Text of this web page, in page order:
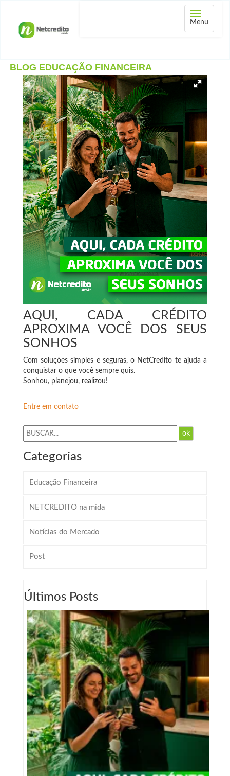
Abrir
menu
Menu
BLOG EDUCAÇÃO FINANCEIRA
AQUI, CADA CRÉDITO
APROXIMA VOCÊ DOS SEUS
SONHOS
Com soluções simples e seguras, o NetCredito te ajuda a
conquistar o que você sempre quis.
Sonhou, planejou, realizou!
Entre em contato
ok
Categorias
Educação Financeira
NETCREDITO na mída
Notícias do Mercado
Post
Últimos Posts